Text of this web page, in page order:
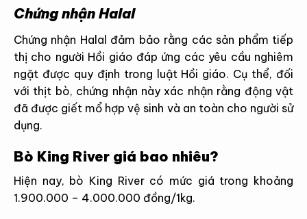
Chứng nhận Halal
Chứng nhận Halal đảm bảo rằng các sản phẩm tiếp
thị cho người Hồi giáo đáp ứng các yêu cầu nghiêm
ngặt được quy định trong luật Hồi giáo. Cụ thể, đối
với thịt bò, chứng nhận này xác nhận rằng động vật
đã được giết mổ hợp vệ sinh và an toàn cho người sử
dụng.
Bò King River giá bao nhiêu?
Hiện nay, bò King River có mức giá trong khoảng
1.900.000 – 4.000.000 đồng/1kg.